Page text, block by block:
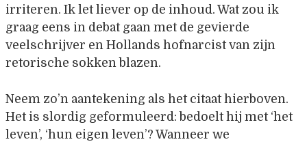
irriteren. Ik let liever op de inhoud. Wat zou ik
graag eens in debat gaan met de gevierde
veelschrijver en Hollands hofnarcist van zijn
retorische sokken blazen.
Neem zo’n aantekening als het citaat hierboven.
Het is slordig geformuleerd: bedoelt hij met ‘het
leven’, ‘hun eigen leven’? Wanneer we